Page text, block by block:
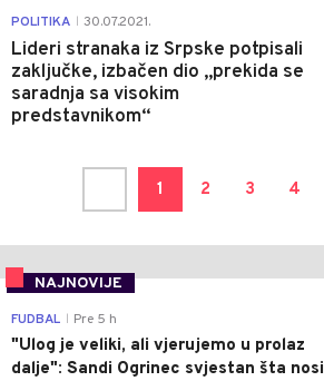
POLITIKA 30.07.2021.
Lideri stranaka iz Srpske potpisali
zaključke, izbačen dio „prekida se
saradnja sa visokim
predstavnikom“
1 2 3 4
NAJNOVIJE
FUDBAL Pre 5 h
"Ulog je veliki, ali vjerujemo u prolaz
dalje": Sandi Ogrinec svjestan šta nosi